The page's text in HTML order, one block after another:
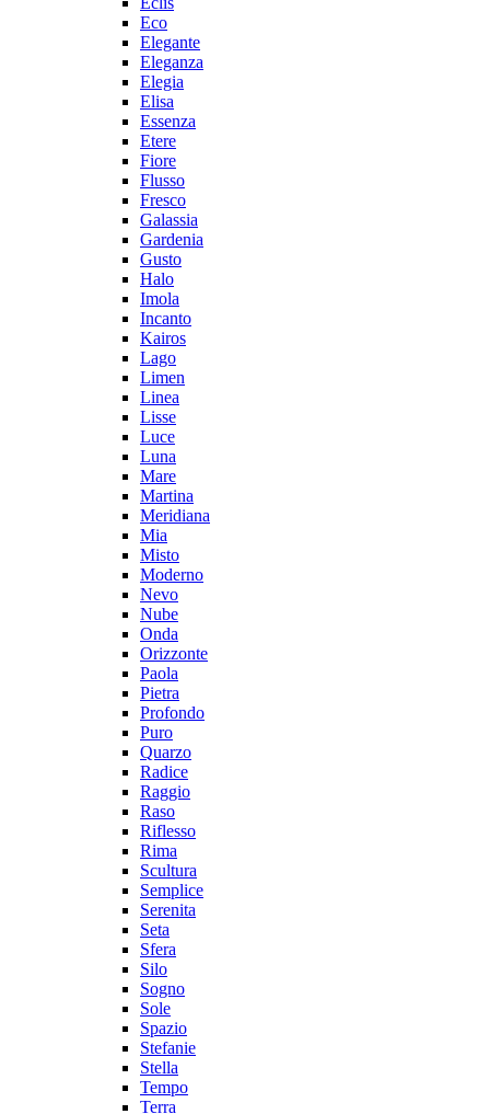
Eco
Elegante
Eleganza
Elegia
Elisa
Essenza
Etere
Fiore
Flusso
Fresco
Galassia
Gardenia
Gusto
Halo
Imola
Incanto
Kairos
Lago
Limen
Linea
Lisse
Luce
Luna
Mare
Martina
Meridiana
Mia
Misto
Moderno
Nevo
Nube
Onda
Orizzonte
Paola
Pietra
Profondo
Puro
Quarzo
Radice
Raggio
Raso
Riflesso
Rima
Scultura
Semplice
Serenita
Seta
Sfera
Silo
Sogno
Sole
Spazio
Stefanie
Stella
Tempo
Terra